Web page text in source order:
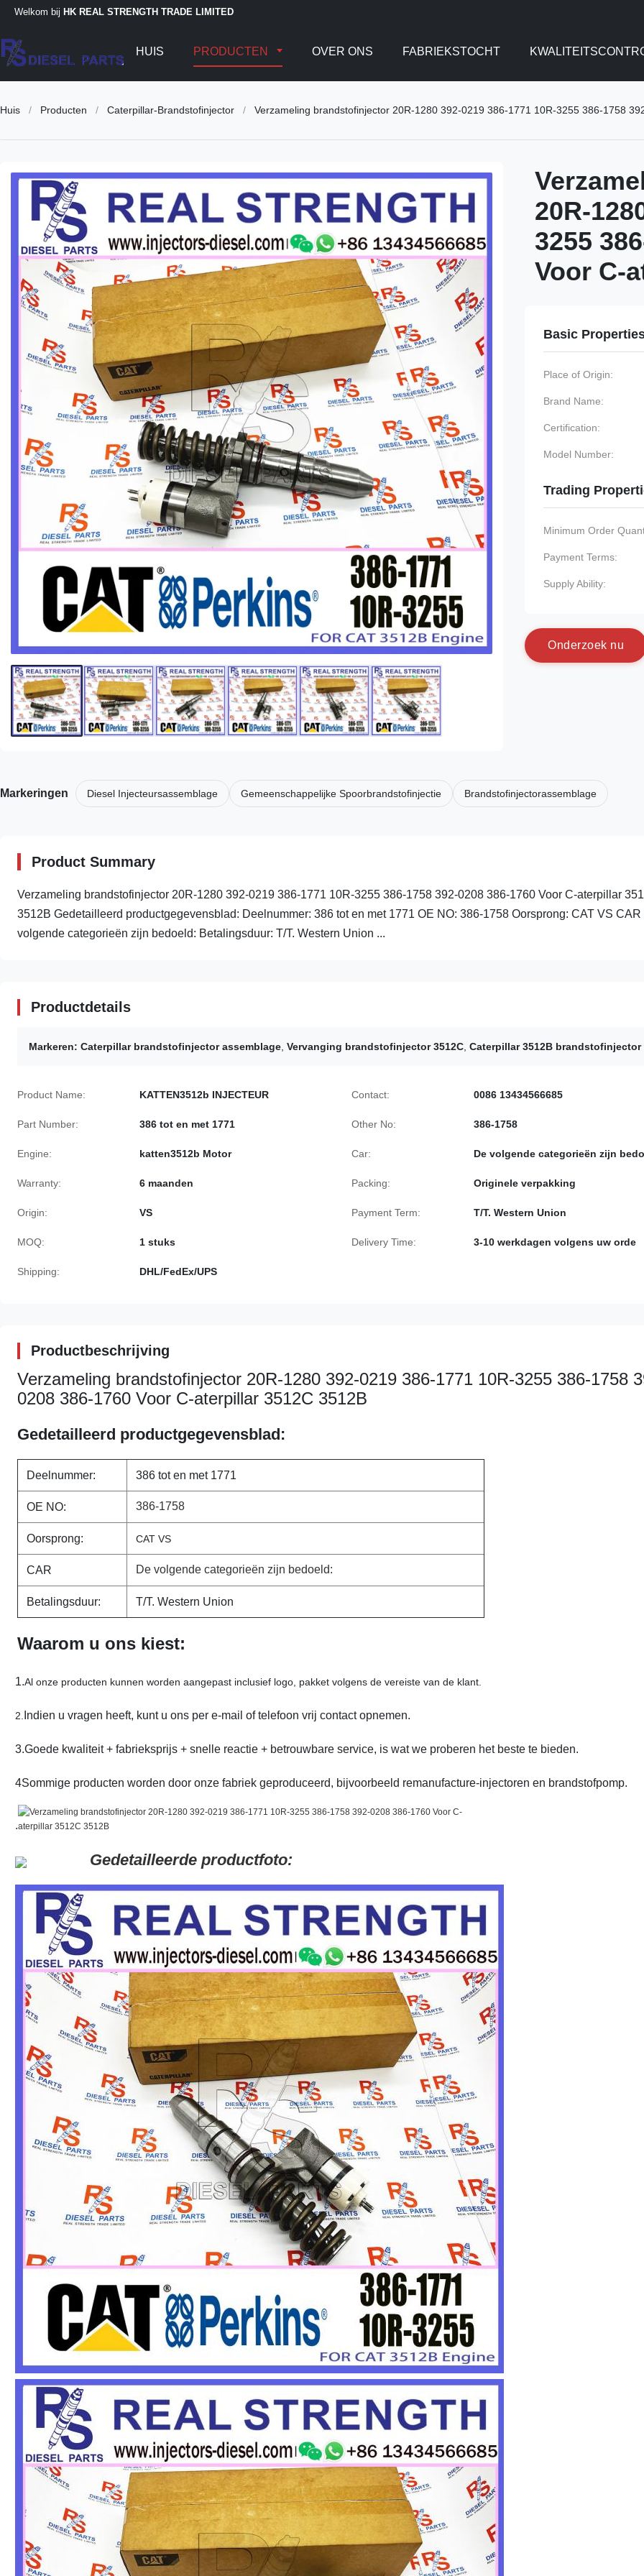
Welkom bij HK REAL STRENGTH TRADE LIMITED
HUIS PRODUCTEN OVER ONS FABRIEKSTOCHT
Huis / Producten / Caterpillar-Brandstofinjector / Verzameling brandstofinjector 20R-1280 392-0219 386-1771 10R-3255 386-1758
20R-
3255
Voor C-
Basic
Place of Origin:
Brand Name:
Certification:
Model Number:
Trading
Minimum Order
Payment Terms:
Supply Ability:
Onderzoek nu
Markeringen Diesel Injecteursassemblage Gemeenschappelijke Spoorbrandstofinjectie Brandstofinjectorassemblage
Product Summary
Verzameling brandstofinjector 20R-1280 392-0219 386-1771 10R-3255 386-1758 392-0208 386-1760 Voor C-aterpillar
3512B Gedetailleerd productgegevensblad: Deelnummer: 386 tot en met 1771 OE NO: 386-1758 Oorsprong: CAT VS CAR
volgende categorieën zijn bedoeld: Betalingsduur: T/T. Western Union ...
Productdetails
Markeren: Caterpillar brandstofinjector assemblage Vervanging brandstofinjector 3512C Caterpillar 3512B brandstofinjector
Product Name: KATTEN3512b INJECTEUR Contact: 0086 13434566685
Part Number: 386 tot en met 1771 Other No: 386-1758
Engine: katten3512b Motor Car: De volgende categorieën zijn
Warranty: 6 maanden Packing: Originele verpakking
Origin: VS Payment Term: T/T. Western Union
MOQ: 1 stuks Delivery Time: 3-10 werkdagen volgens uw orde
Shipping: DHL/FedEx/UPS
Productbeschrijving
Verzameling brandstofinjector 20R-1280 392-0219 386-1771 10R-3255 386-1758
0208 386-1760 Voor C-aterpillar 3512C 3512B
Gedetailleerd productgegevensblad:
Deelnummer: 386 tot en met 1771
OE NO: 386-1758
Oorsprong: CAT VS
CAR De volgende categorieën zijn bedoeld:
Betalingsduur: T/T. Western Union
Waarom u ons kiest:
1.Al onze producten kunnen worden aangepast inclusief logo, pakket volgens de vereiste van de klant.
2. Indien u vragen heeft, kunt u ons per e-mail of telefoon vrij contact opnemen.
3.Goede kwaliteit + fabrieksprijs + snelle reactie + betrouwbare service, is wat we proberen het beste te bieden.
4Sommige producten worden door onze fabriek geproduceerd, bijvoorbeeld remanufacture-injectoren en brandstofpomp.
.
Gedetailleerde productfoto: